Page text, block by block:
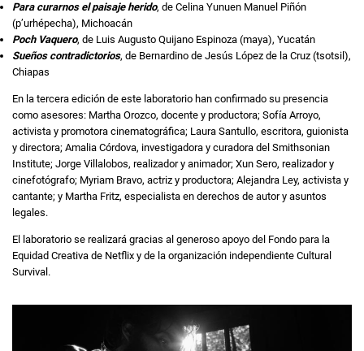
Para curarnos el paisaje herido, de Celina Yunuen Manuel Piñón
(p’urhépecha), Michoacán
Poch Vaquero, de Luis Augusto Quijano Espinoza (maya), Yucatán
Sueños contradictorios, de Bernardino de Jesús López de la Cruz (tsotsil),
Chiapas
En la tercera edición de este laboratorio han confirmado su presencia
como asesores: Martha Orozco, docente y productora; Sofía Arroyo,
activista y promotora cinematográfica; Laura Santullo, escritora, guionista
y directora; Amalia Córdova, investigadora y curadora del Smithsonian
Institute; Jorge Villalobos, realizador y animador; Xun Sero, realizador y
cinefotógrafo; Myriam Bravo, actriz y productora; Alejandra Ley, activista y
cantante; y Martha Fritz, especialista en derechos de autor y asuntos
legales.
El laboratorio se realizará gracias al generoso apoyo del Fondo para la
Equidad Creativa de Netflix y de la organización independiente Cultural
Survival.